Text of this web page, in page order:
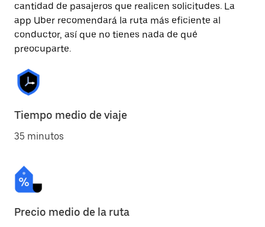
cantidad de pasajeros que realicen solicitudes. La
app Uber recomendará la ruta más eficiente al
conductor, así que no tienes nada de qué
preocuparte.
Tiempo medio de viaje
35 minutos
Precio medio de la ruta